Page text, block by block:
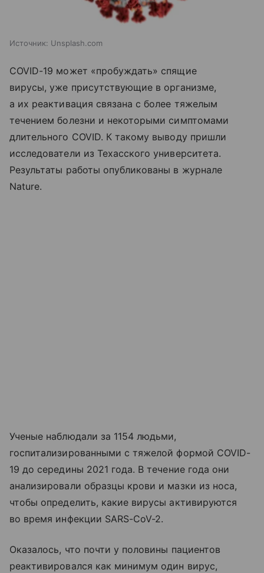
Источник: Unsplash.com
COVID-19 может «пробуждать» спящие
вирусы, уже присутствующие в организме,
а их реактивация связана с более тяжелым
течением болезни и некоторыми симптомами
длительного COVID. К такому выводу пришли
исследователи из Техасского университета.
Результаты работы опубликованы в журнале
Nature.
Ученые наблюдали за 1154 людьми,
госпитализированными с тяжелой формой COVID-
19 до середины 2021 года. В течение года они
анализировали образцы крови и мазки из носа,
чтобы определить, какие вирусы активируются
во время инфекции SARS-CoV-2.
Оказалось, что почти у половины пациентов
реактивировался как минимум один вирус,